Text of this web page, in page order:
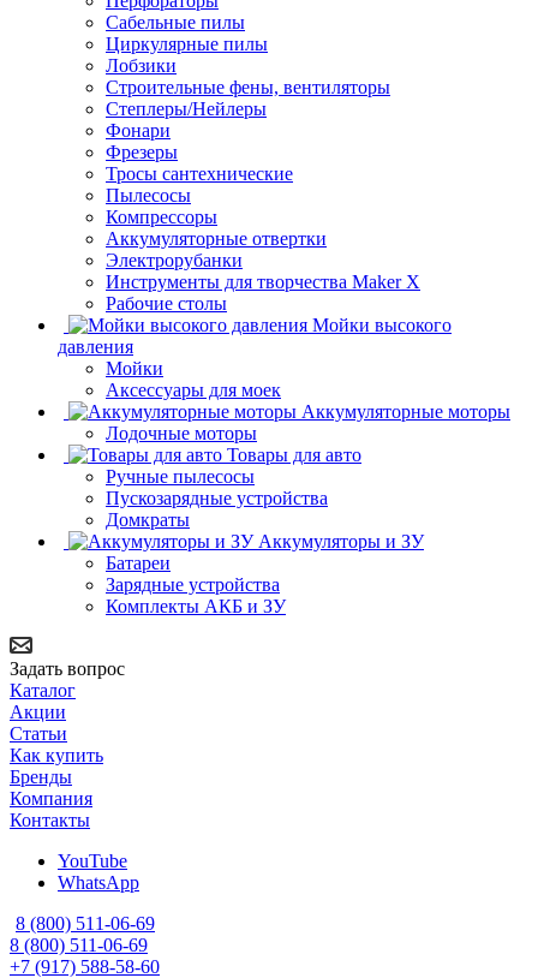
Сабельные пилы
Циркулярные пилы
Лобзики
Строительные фены, вентиляторы
Степлеры/Нейлеры
Фонари
Фрезеры
Тросы сантехнические
Пылесосы
Компрессоры
Аккумуляторные отвертки
Электрорубанки
Инструменты для творчества Maker X
Рабочие столы
Мойки высокого
давления
Мойки
Аксессуары для моек
Аккумуляторные моторы
Лодочные моторы
Товары для авто
Ручные пылесосы
Пускозарядные устройства
Домкраты
Аккумуляторы и ЗУ
Батареи
Зарядные устройства
Комплекты АКБ и ЗУ
Задать вопрос
Каталог
Акции
Статьи
Как купить
Бренды
Компания
Контакты
YouTube
WhatsApp
8 (800) 511-06-69
8 (800) 511-06-69
+7 (917) 588-58-60